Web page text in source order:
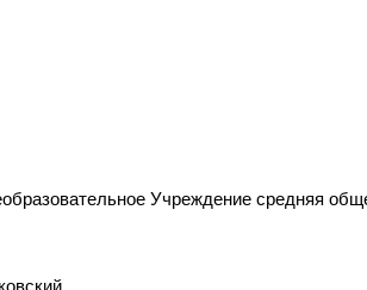
Учреждение средняя